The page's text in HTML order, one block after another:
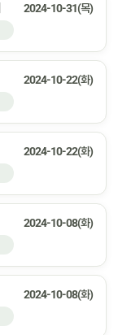
2024-10-31(목)
2024-10-22(화)
2024-10-22(화)
2024-10-08(화)
2024-10-08(화)